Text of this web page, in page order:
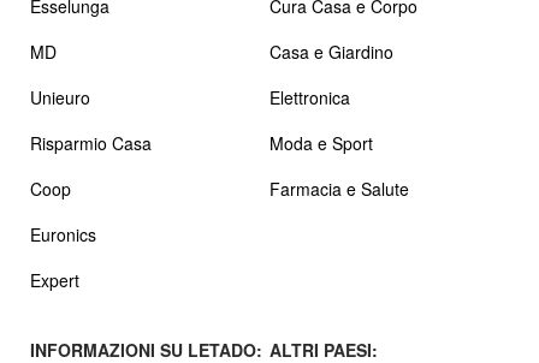
Esselunga
MD
Unieuro
Risparmio Casa
Coop
Euronics
Expert
Cura Casa e Corpo
Casa e Giardino
Elettronica
Moda e Sport
Farmacia e Salute
INFORMAZIONI SU LETADO: ALTRI PAESI: